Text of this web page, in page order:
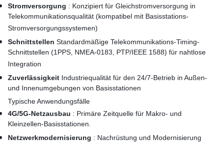
Stromversorgung : Konzipiert für Gleichstromversorgung in
Telekommunikationsqualität (kompatibel mit Basisstations-
Stromversorgungssystemen)
Schnittstellen Standardmäßige Telekommunikations-Timing-
Schnittstellen (1PPS, NMEA‐0183, PTP/IEEE 1588) für nahtlose
Integration
Zuverlässigkeit Industriequalität für den 24/7-Betrieb in Außen-
und Innenumgebungen von Basisstationen
Typische Anwendungsfälle
4G/5G-Netzausbau : Primäre Zeitquelle für Makro- und
Kleinzellen-Basisstationen.
Netzwerkmodernisierung : Nachrüstung und Modernisierung